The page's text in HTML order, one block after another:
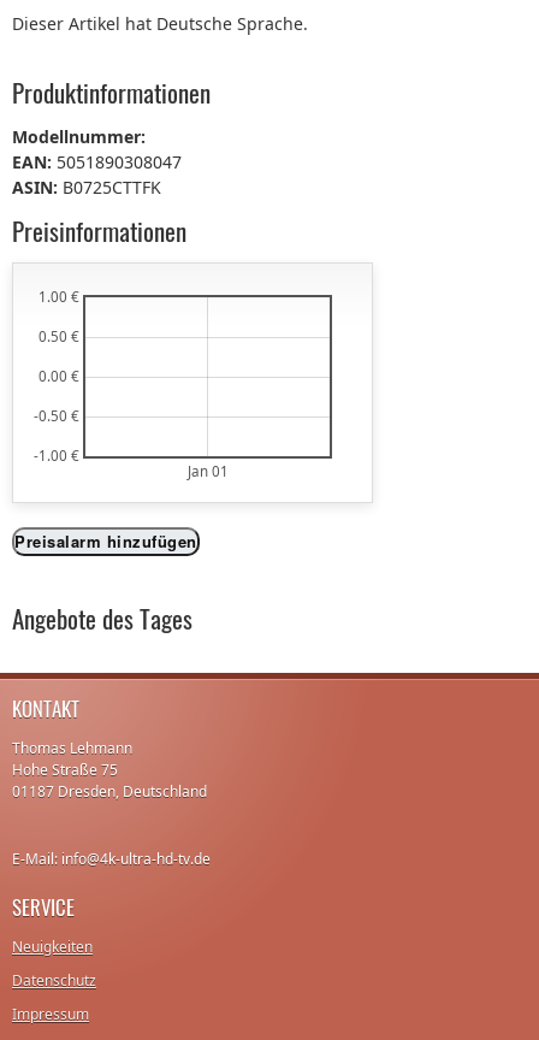
Dieser Artikel hat Deutsche Sprache.
Produktinformationen
Modellnummer:
EAN: 5051890308047
ASIN: B0725CTTFK
Preisinformationen
Jan 01
-1.00 €
-0.50 €
0.00 €
0.50 €
1.00 €
Preisalarm hinzufügen
Angebote des Tages
KONTAKT
Thomas Lehmann
Hohe Straße 75
01187 Dresden, Deutschland
E-Mail: info@4k-ultra-hd-tv.de
SERVICE
Neuigkeiten
Datenschutz
Impressum